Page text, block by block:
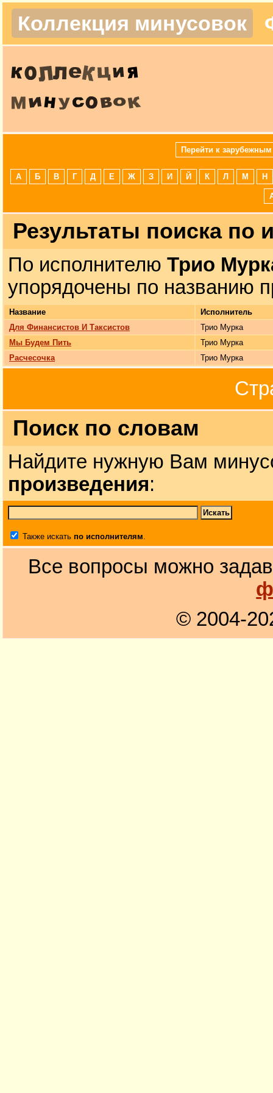
Коллекция минусовок
Перейти к зарубежным
А Б В Г Д Е Ж З И Й К Л М Н
Результаты поиска по
По исполнителю Трио
упорядочены по названию
Название
Исполнитель
Для Финансистов И Таксистов
Трио Мурка
Мы Будем Пить
Трио Мурка
Расчесочка
Трио Мурка
Поиск по словам
Найдите нужную Вам
произведения:
Также искать по исполнителям.
Все вопросы можно
© 2004-